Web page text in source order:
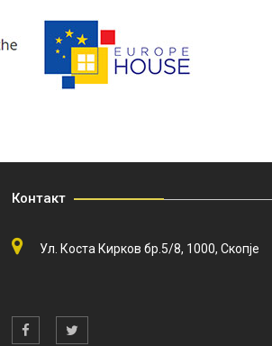
Контакт
Ул. Коста Кирков бр.5/8, 1000, Скопје